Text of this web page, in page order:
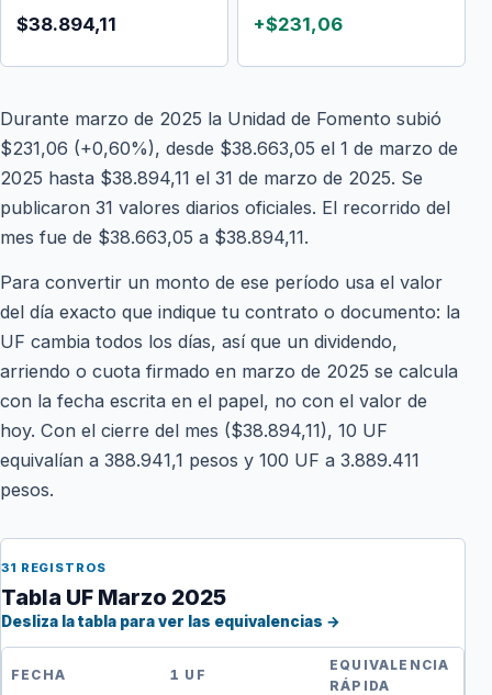
$38.894,11 +$231,06
Durante marzo de 2025 la Unidad de Fomento subió
$231,06 (+0,60%), desde $38.663,05 el 1 de marzo de
2025 hasta $38.894,11 el 31 de marzo de 2025. Se
publicaron 31 valores diarios oficiales. El recorrido del
mes fue de $38.663,05 a $38.894,11.
Para convertir un monto de ese período usa el valor
del día exacto que indique tu contrato o documento: la
UF cambia todos los días, así que un dividendo,
arriendo o cuota firmado en marzo de 2025 se calcula
con la fecha escrita en el papel, no con el valor de
hoy. Con el cierre del mes ($38.894,11), 10 UF
equivalían a 388.941,1 pesos y 100 UF a 3.889.411
pesos.
31 REGISTROS
Tabla UF Marzo 2025
Desliza la tabla para ver las equivalencias →
FECHA 1 UF
EQUIVALENCIA
RÁPIDA